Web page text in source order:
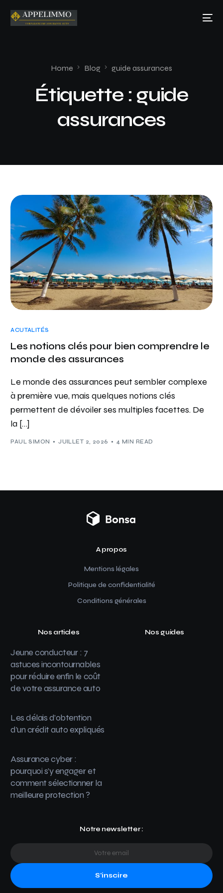
Home Blog guide assurances
Étiquette : guide
assurances
ACUTALITÉS
Les notions clés pour bien comprendre le
monde des assurances
Le monde des assurances peut sembler complexe
à première vue, mais quelques notions clés
permettent de dévoiler ses multiples facettes. De
la […]
PAUL SIMON JUILLET 2, 2026 4 MIN READ
A propos
Mentions légales
Politique de confidentialité
Conditions générales
Nos articles
Jeune conducteur : 7
astuces incontournables
pour réduire enfin le coût
de votre assurance auto
Les délais d’obtention
d’un crédit auto expliqués
Assurance cyber :
pourquoi s’y engager et
comment sélectionner la
meilleure protection ?
Nos guides
Notre newsletter :
S'inscire